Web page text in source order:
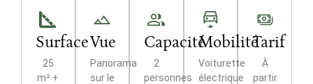
Surface
25
m² +
Vue
Panorama
sur le
Capacité
2
personnes
Mobilité
Voiturette
électrique
Tarif
À
partir